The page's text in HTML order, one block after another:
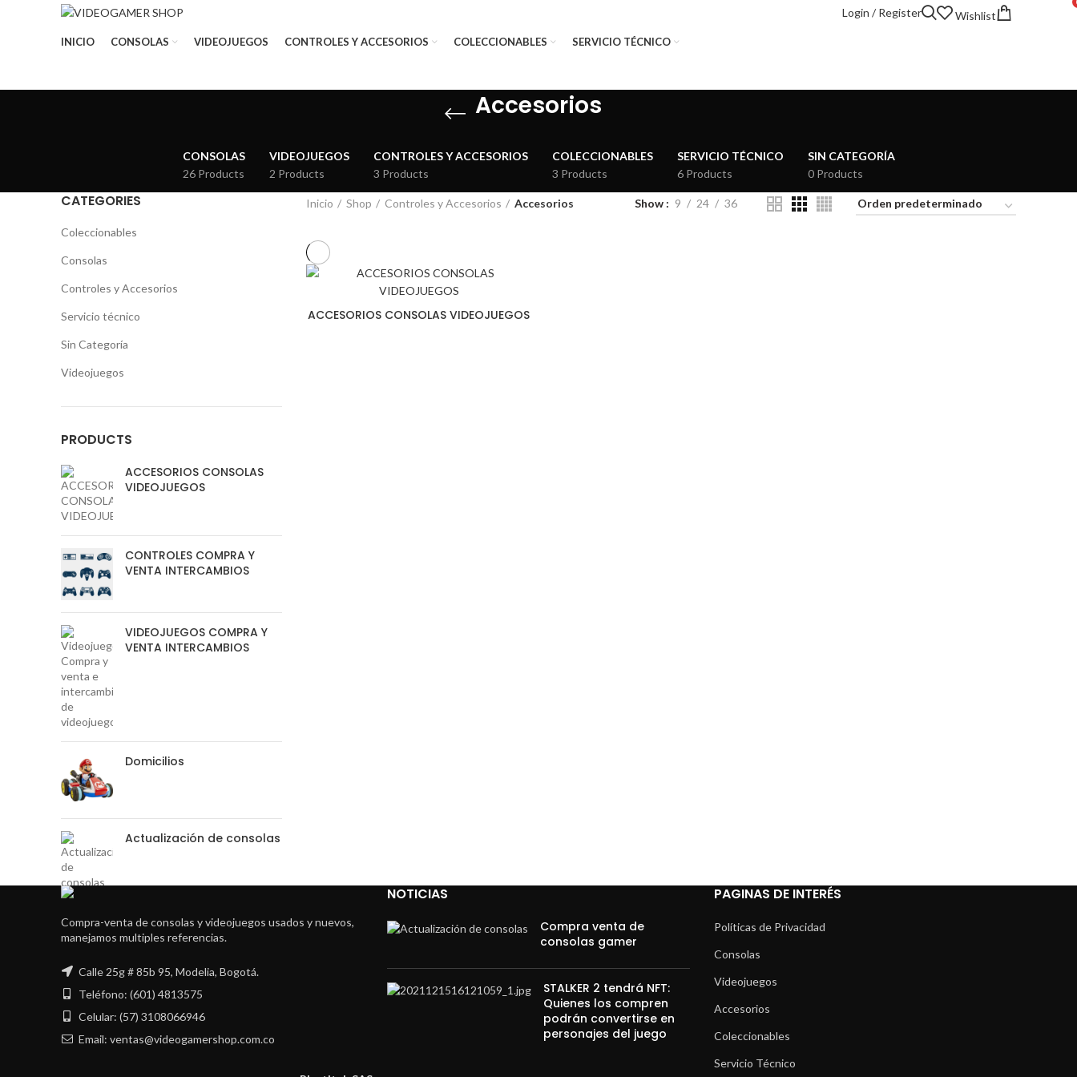
Login / Register Wishlist
INICIO CONSOLAS VIDEOJUEGOS CONTROLES Y ACCESORIOS COLECCIONABLES SERVICIO TÉCNICO
Accesorios
CONSOLAS
26 Products
VIDEOJUEGOS
2 Products
CONTROLES Y ACCESORIOS
3 Products
COLECCIONABLES
3 Products
SERVICIO TÉCNICO
6 Products
SIN CATEGORÍA
0 Products
CATEGORIES
Coleccionables
Consolas
Controles y Accesorios
Servicio técnico
Sin Categoría
Videojuegos
PRODUCTS
ACCESORIOS CONSOLAS
VIDEOJUEGOS
CONTROLES COMPRA Y
VENTA INTERCAMBIOS
VIDEOJUEGOS COMPRA Y
VENTA INTERCAMBIOS
Domicilios
Actualización de consolas
Inicio Shop Controles y Accesorios Accesorios Show 9 24 36
ACCESORIOS CONSOLAS VIDEOJUEGOS
Compra-venta de consolas y videojuegos usados y nuevos,
manejamos multiples referencias.
Calle 25g # 85b 95, Modelia, Bogotá.
Teléfono: (601) 4813575
Celular: (57) 3108066946
Email: ventas@videogamershop.com.co
NOTICIAS
Compra venta de
consolas gamer
STALKER 2 tendrá NFT:
Quienes los compren
podrán convertirse en
personajes del juego
PAGINAS DE INTERÉS
Políticas de Privacidad
Consolas
Videojuegos
Accesorios
Coleccionables
Servicio Técnico